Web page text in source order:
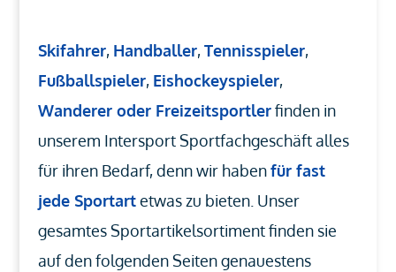
Skifahrer, Handballer,Tennisspieler,
Fußballspieler, Eishockeyspieler,
Wanderer oder Freizeitsportlerfinden in
unserem Intersport Sportfachgeschäft alles
für ihren Bedarf, denn wir habenfür fast
jede Sportartetwas zu bieten. Unser
gesamtes Sportartikelsortiment finden sie
auf den folgenden Seiten genauestens